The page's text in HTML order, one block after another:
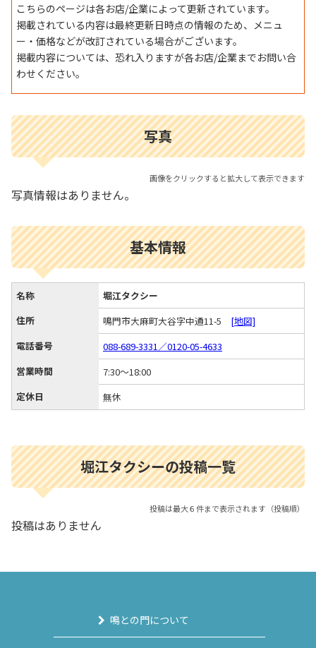
こちらのページは各お店/企業によって更新されています。
掲載されている内容は最終更新日時点の情報のため、メニュ
ー・価格などが改訂されている場合がございます。
掲載内容については、恐れ入りますが各お店/企業までお問い合
わせください。
写真
画像をクリックすると拡大して表示できます
写真情報はありません。
基本情報
名称
堀江タクシー
住所
鳴門市大麻町大谷字中通11-5 [地図]
電話番号
088-689-3331／0120-05-4633
営業時間
7:30～18:00
定休日
無休
堀江タクシーの投稿一覧
投稿は最大６件まで表示されます（投稿順）
投稿はありません
鳴との門について